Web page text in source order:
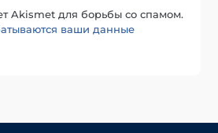
Akismet для борьбы со спамом.
ваши данные